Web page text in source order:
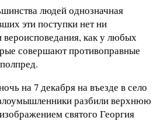
людей однозначная
эти поступки нет ни
вероисповедания, как у любых
совершают противоправные
на 7 декабря на въезде в село
разбили верхнюю
святого Георгия